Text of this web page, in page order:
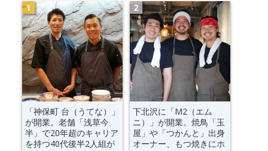
「神保町 台（うてな）」
が開業。老舗「浅草今
半」で20年超のキャリア
を持つ40代後半2人組が
下北沢に「M2（エム
ニ）」が開業。焼鳥「玉
屋」や「つかんと」出身
オーナー、もつ焼きにホ